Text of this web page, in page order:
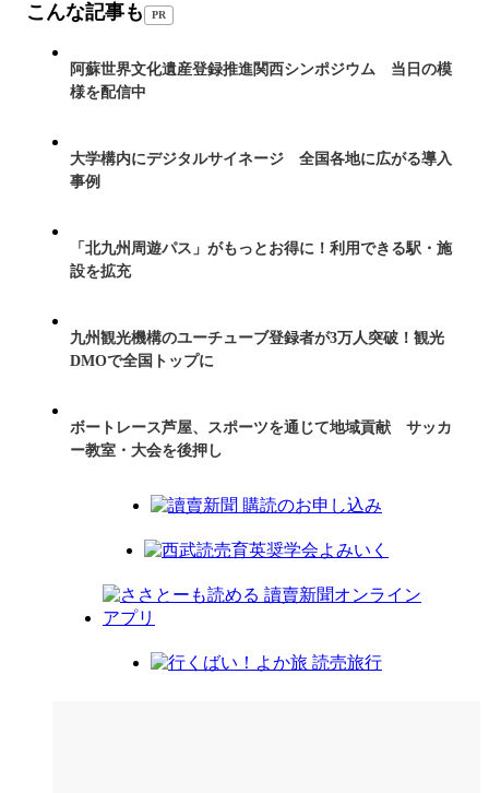
こんな記事も PR
阿蘇世界文化遺産登録推進関西シンポジウム 当日の模
様を配信中
大学構内にデジタルサイネージ 全国各地に広がる導入
事例
「北九州周遊パス」がもっとお得に！利用できる駅・施
設を拡充
九州観光機構のユーチューブ登録者が3万人突破！観光
DMOで全国トップに
ボートレース芦屋、スポーツを通じて地域貢献 サッカ
ー教室・大会を後押し